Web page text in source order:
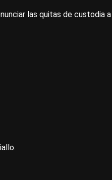
las quitas de custodia